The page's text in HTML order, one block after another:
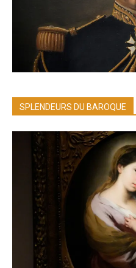
SPLENDEURS DU BAROQUE